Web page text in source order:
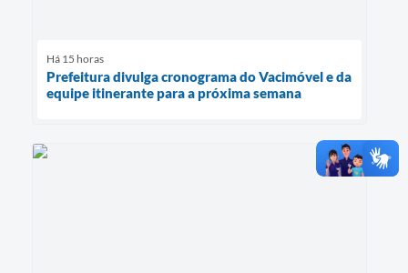
Há 15 horas
Prefeitura divulga cronograma do Vacimóvel e da
equipe itinerante para a próxima semana